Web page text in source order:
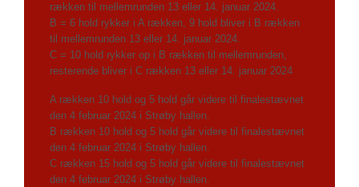
rækken til mellemrunden 13 eller 14. januar 2024.
B = 6 hold rykker i A rækken, 9 hold bliver i B rækken
til mellemrunden 13 eller 14. januar 2024.
C = 10 hold rykker op i B rækken til mellemrunden,
resterende bliver i C rækken 13 eller 14. januar 2024
A rækken 10 hold og 5 hold går videre til finalestævnet
den 4 februar 2024 i Strøby hallen.
B rækken 10 hold og 5 hold går videre til finalestævnet
den 4 februar 2024 i Strøby hallen.
C rækken 15 hold og 5 hold går videre til finalestævnet
den 4 februar 2024 i Strøby hallen.